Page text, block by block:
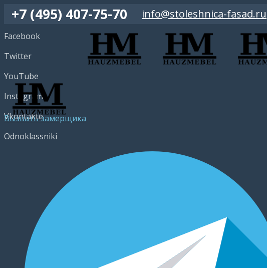
+7 (495) 407-75-70 info@stoleshnica-fasad.ru
Facebook
Twitter
YouTube
Instagram
Vkontakte
Odnoklassniki
Вызвать замерщика